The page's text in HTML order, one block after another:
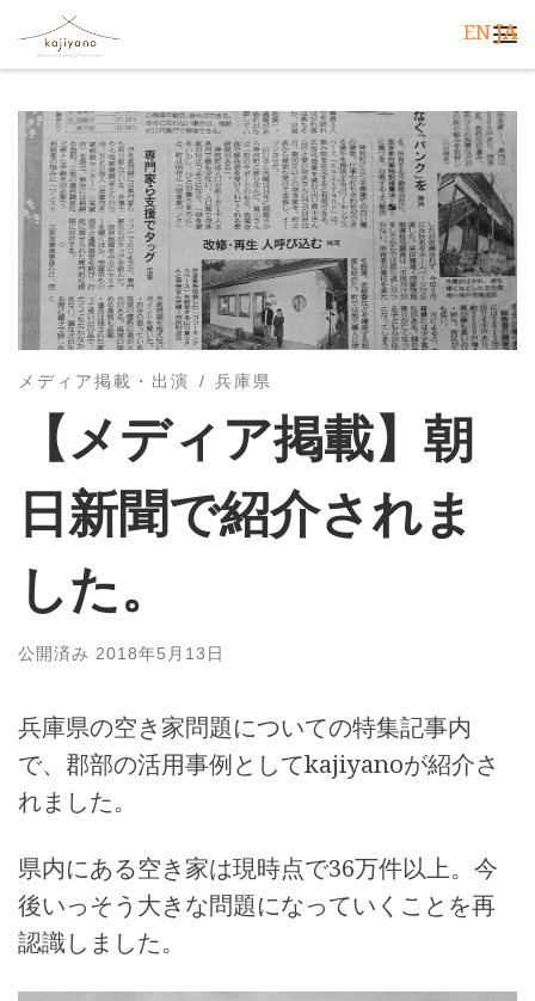
コンテンツへスキップ
メディア掲載・出演 兵庫県
【メディア掲載】朝
日新聞で紹介されま
した。
公開済み 2018年5月13日
兵庫県の空き家問題についての特集記事内
で、郡部の活用事例としてkajiyanoが紹介さ
れました。
県内にある空き家は現時点で36万件以上。今
後いっそう大きな問題になっていくことを再
認識しました。
EN JA